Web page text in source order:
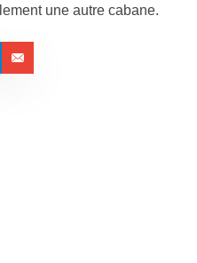
une autre cabane.